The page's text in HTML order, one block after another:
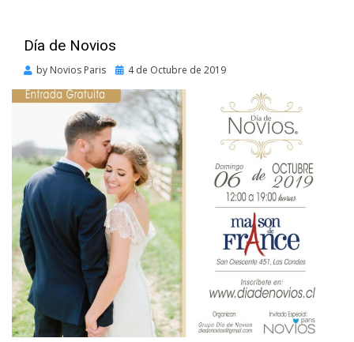
Día de Novios
by Novios Paris
Posted
4 de Octubre de 2019